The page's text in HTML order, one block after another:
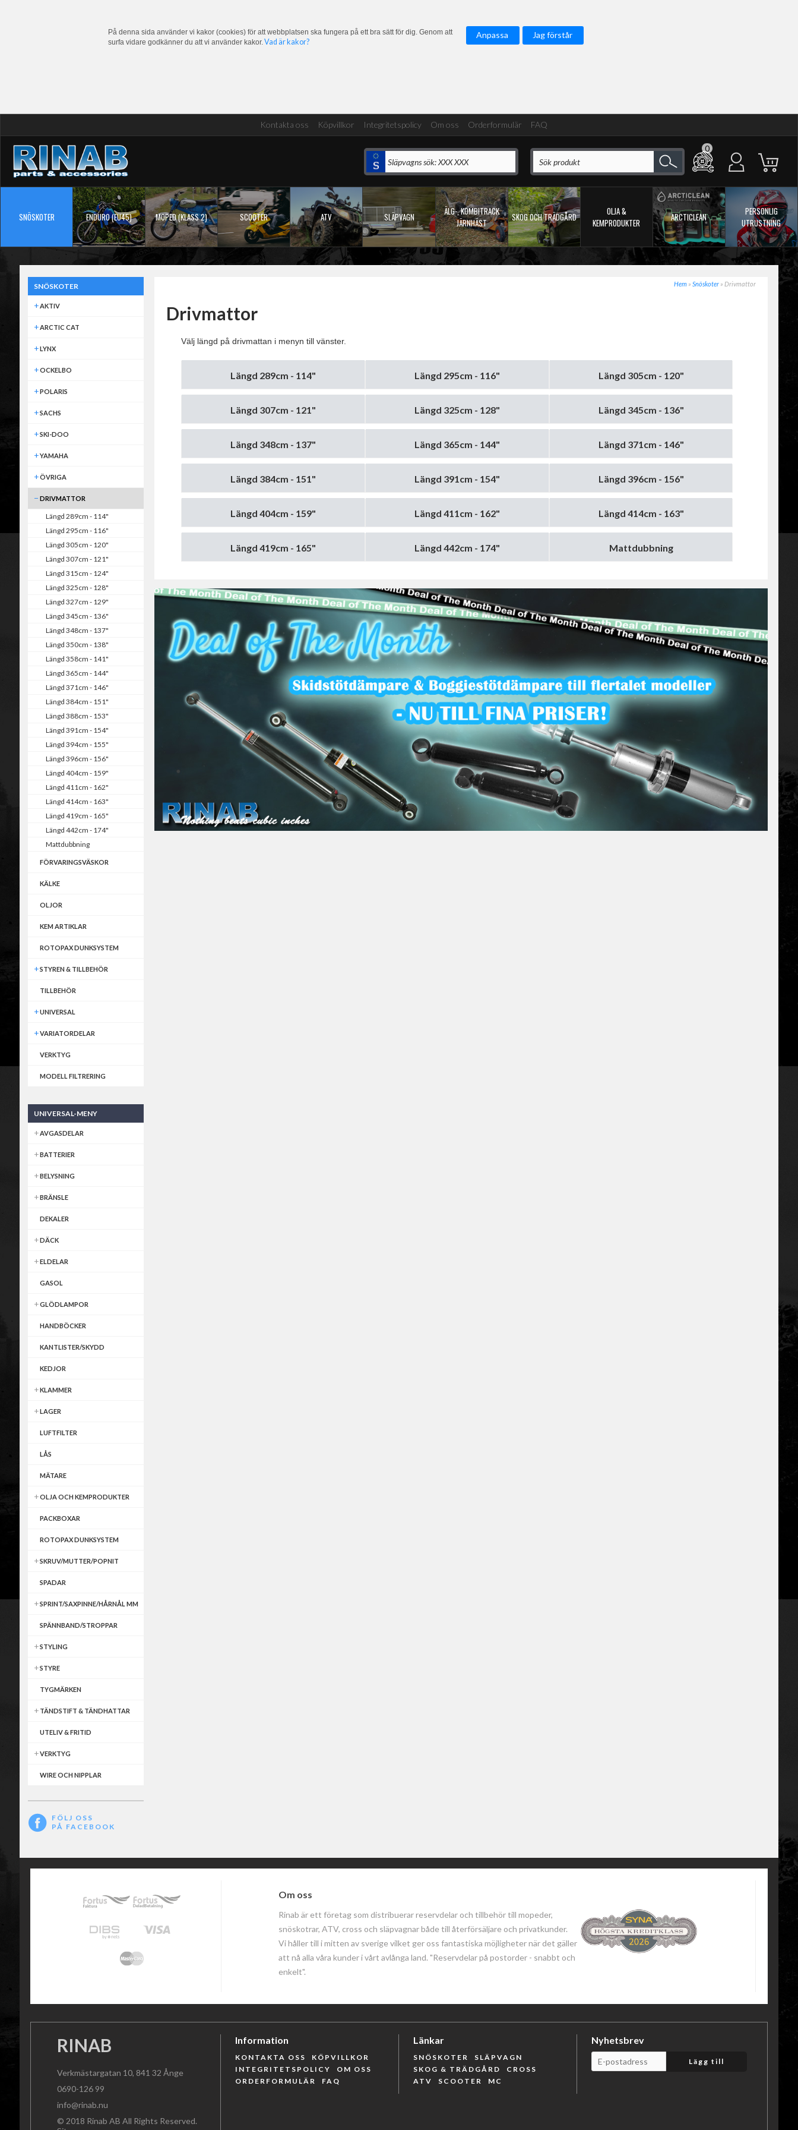
På denna sida använder vi kakor (cookies) för att webbplatsen ska fungera på ett bra sätt för dig. Genom att
surfa vidare godkänner du att vi använder kakor.Vad är kakor?
Anpassa Jag förstår
Kontakta oss Köpvillkor Integritetspolicy Om oss Orderformulär FAQ
0
SNÖSKOTER ENDURO (EU45) MOPED (KLASS 2) SCOOTER ATV SLÄPVAGN
ÄLG-, KOMBITRACK
JÄRNHÄST
SKOG OCH TRÄDGÅRD
OLJA &
KEMPRODUKTER
ARCTICLEAN
PERSONLIG
UTRUSTNING
SNÖSKOTER
AKTIV
ARCTIC CAT
LYNX
OCKELBO
POLARIS
SACHS
SKI-DOO
YAMAHA
ÖVRIGA
DRIVMATTOR
Längd 289cm - 114"
Längd 295cm - 116"
Längd 305cm - 120"
Längd 307cm - 121"
Längd 315cm - 124"
Längd 325cm - 128"
Längd 327cm - 129"
Längd 345cm - 136"
Längd 348cm - 137"
Längd 350cm - 138"
Längd 358cm - 141"
Längd 365cm - 144"
Längd 371cm - 146"
Längd 384cm - 151"
Längd 388cm - 153"
Längd 391cm - 154"
Längd 394cm - 155"
Längd 396cm - 156"
Längd 404cm - 159"
Längd 411cm - 162"
Längd 414cm - 163"
Längd 419cm - 165"
Längd 442cm - 174"
Mattdubbning
FÖRVARINGSVÄSKOR
KÄLKE
OLJOR
KEM ARTIKLAR
ROTOPAX DUNKSYSTEM
STYREN & TILLBEHÖR
TILLBEHÖR
UNIVERSAL
VARIATORDELAR
VERKTYG
MODELL FILTRERING
UNIVERSAL-MENY
AVGASDELAR
BATTERIER
BELYSNING
BRÄNSLE
DEKALER
DÄCK
ELDELAR
GASOL
GLÖDLAMPOR
HANDBÖCKER
KANTLISTER/SKYDD
KEDJOR
KLAMMER
LAGER
LUFTFILTER
LÅS
MÄTARE
OLJA OCH KEMPRODUKTER
PACKBOXAR
ROTOPAX DUNKSYSTEM
SKRUV/MUTTER/POPNIT
SPADAR
SPRINT/SAXPINNE/HÅRNÅL MM
SPÄNNBAND/STROPPAR
STYLING
STYRE
TYGMÄRKEN
TÄNDSTIFT & TÄNDHATTAR
UTELIV & FRITID
VERKTYG
WIRE OCH NIPPLAR
FÖLJ OSS
PÅ FACEBOOK
Hem » Snöskoter » Drivmattor
Drivmattor
Välj längd på drivmattan i menyn till vänster.
Längd 289cm - 114" Längd 295cm - 116" Längd 305cm - 120"
Längd 307cm - 121" Längd 325cm - 128" Längd 345cm - 136"
Längd 348cm - 137" Längd 365cm - 144" Längd 371cm - 146"
Längd 384cm - 151" Längd 391cm - 154" Längd 396cm - 156"
Längd 404cm - 159" Längd 411cm - 162" Längd 414cm - 163"
Längd 419cm - 165" Längd 442cm - 174" Mattdubbning
Om oss
Rinab är ett företag som distribuerar reservdelar och tillbehör till mopeder,
snöskotrar, ATV, cross och släpvagnar både till återförsäljare och privatkunder.
Vi håller till i mitten av sverige vilket ger oss fantastiska möjligheter när det gäller
att nå alla våra kunder i vårt avlånga land. "Reservdelar på postorder - snabbt och
enkelt".
RINAB
Verkmästargatan 10, 841 32 Ånge
0690-126 99
info@rinab.nu
© 2018 Rinab AB All Rights Reserved.
Information
KONTAKTA OSS
KÖPVILLKOR
INTEGRITETSPOLICY
OM OSS
ORDERFORMULÄR
FAQ
Länkar
SNÖSKOTER
SLÄPVAGN
SKOG & TRÄDGÅRD
CROSS
ATV
SCOOTER MC
Nyhetsbrev
Lägg till